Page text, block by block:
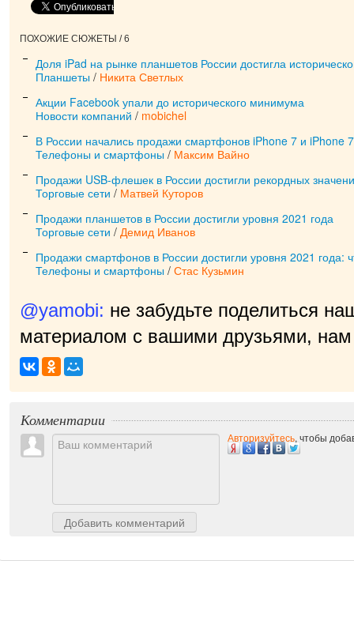
ПОХОЖИЕ СЮЖЕТЫ / 6
Доля iPad на рынке планшетов России достигла
Планшеты / Никита Светлых
Акции Facebook упали до исторического минимума
Новости компаний / mobichel
В России начались продажи смартфонов iPhone 7 и iPhone
Телефоны и смартфоны / Максим Вайно
Продажи USB-флешек в России достигли рекордных
Торговые сети / Матвей Куторов
Продажи планшетов в России достигли уровня 2021 года
Торговые сети / Демид Иванов
Продажи смартфонов в России достигли уровня 2021 года:
Телефоны и смартфоны / Стас Кузьмин
@yamobi: не забудьте поделиться
материалом с вашими друзьями, нам
Комментарии
Добавить комментарий
Авторизуйтесь, чтобы